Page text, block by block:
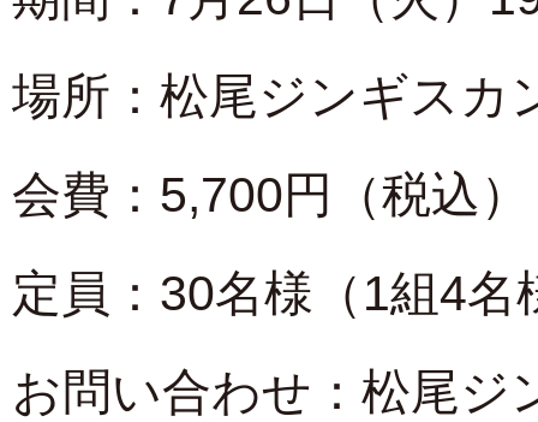
場所：松尾ジンギスカ
会費：5,700円
（税込）
定員：30名様（1組4名
お問い合わせ：松尾